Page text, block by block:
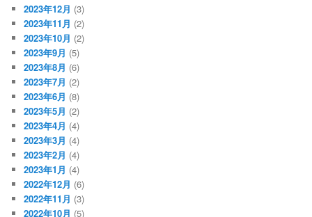
2023年12月 (3)
2023年11月 (2)
2023年10月 (2)
2023年9月 (5)
2023年8月 (6)
2023年7月 (2)
2023年6月 (8)
2023年5月 (2)
2023年4月 (4)
2023年3月 (4)
2023年2月 (4)
2023年1月 (4)
2022年12月 (6)
2022年11月 (3)
2022年10月 (5)